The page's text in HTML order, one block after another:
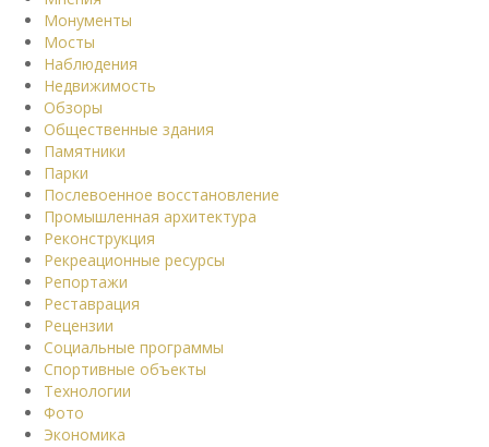
Монументы
Мосты
Наблюдения
Недвижимость
Обзоры
Общественные здания
Памятники
Парки
Послевоенное восстановление
Промышленная архитектура
Реконструкция
Рекреационные ресурсы
Репортажи
Реставрация
Рецензии
Социальные программы
Спортивные объекты
Технологии
Фото
Экономика